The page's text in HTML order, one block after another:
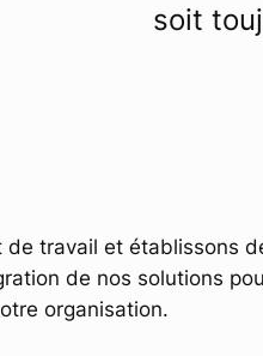
soit
de travail et établissons
de nos solutions
organisation.